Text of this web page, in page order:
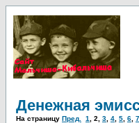
Денежная
На страницу Пред. 1 2 3 4 5 6 7